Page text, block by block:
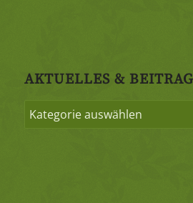
AKTUELLES &